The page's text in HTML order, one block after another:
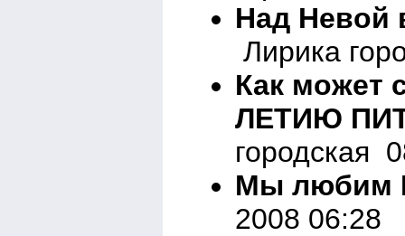
Над Невой
Лирика
Как может
ЛЕТИЮ
городская
Мы любим
2008 06:28